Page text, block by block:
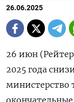
26.06.2025
26 июн
2025 года
министерство